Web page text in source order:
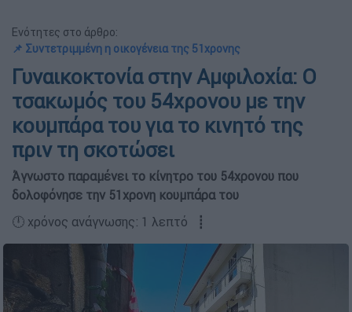
Ενότητες στο άρθρο:
📌 Συντετριμμένη η οικογένεια της 51χρονης
Γυναικοκτονία στην Αμφιλοχία: Ο
τσακωμός του 54χρονου με την
κουμπάρα του για το κινητό της
πριν τη σκοτώσει
Άγνωστο παραμένει το κίνητρο του 54χρονου που
δολοφόνησε την 51χρονη κουμπάρα του
🕛 χρόνος ανάγνωσης: 1 λεπτό ┋